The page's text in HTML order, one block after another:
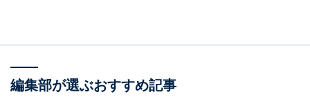
編集部が選ぶおすすめ記事